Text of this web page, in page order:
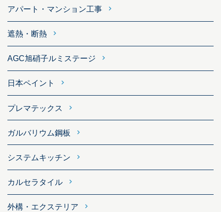
アパート・マンション工事
遮熱・断熱
AGC旭硝子ルミステージ
日本ペイント
プレマテックス
ガルバリウム鋼板
システムキッチン
カルセラタイル
外構・エクステリア